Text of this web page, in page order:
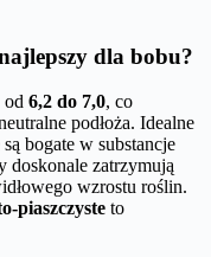
dla bobu?
od 6,2 do 7,0, co
podłoża. Idealne
bogate w substancje
doskonale zatrzymują
wzrostu roślin.
piaszczyste to